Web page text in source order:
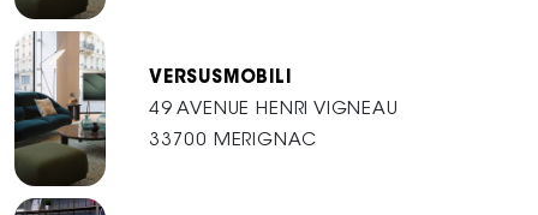
VERSUSMOBILI
49 AVENUE HENRI VIGNEAU
33700 MERIGNAC